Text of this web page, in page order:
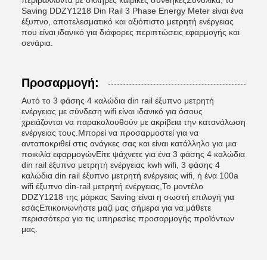
Saving DDZY1218 Din Rail 3 Phase Energy Meter είναι ένα
έξυπνο, αποτελεσματικό και αξιόπιστο μετρητή ενέργειας
που είναι ιδανικό για διάφορες περιπτώσεις εφαρμογής και
σενάρια.
Προσαρμογή:
Αυτό το 3 φάσης 4 καλώδια din rail έξυπνο μετρητή
ενέργειας με σύνδεση wifi είναι ιδανικό για όσους
χρειάζονται να παρακολουθούν με ακρίβεια την κατανάλωση
ενέργειας τους.Μπορεί να προσαρμοστεί για να
ανταποκριθεί στις ανάγκες σας και είναι κατάλληλο για μια
ποικιλία εφαρμογώνΕίτε ψάχνετε για ένα 3 φάσης 4 καλώδια
din rail έξυπνο μετρητή ενέργειας kwh wifi, 3 φάσης 4
καλώδια din rail έξυπνο μετρητή ενέργειας wifi, ή ένα 100a
wifi έξυπνο din-rail μετρητή ενέργειας,Το μοντέλο
DDZY1218 της μάρκας Saving είναι η σωστή επιλογή για
εσάςΕπικοινωνήστε μαζί μας σήμερα για να μάθετε
περισσότερα για τις υπηρεσίες προσαρμογής προϊόντων
μας.